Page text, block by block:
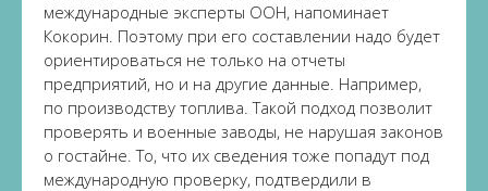
международные эксперты ООН, напоминает
Кокорин. Поэтому при его составлении надо будет
ориентироваться не только на отчеты
предприятий, но и на другие данные. Например,
по производству топлива. Такой подход позволит
проверять и военные заводы, не нарушая законов
о гостайне. То, что их сведения тоже попадут под
международную проверку, подтвердили в